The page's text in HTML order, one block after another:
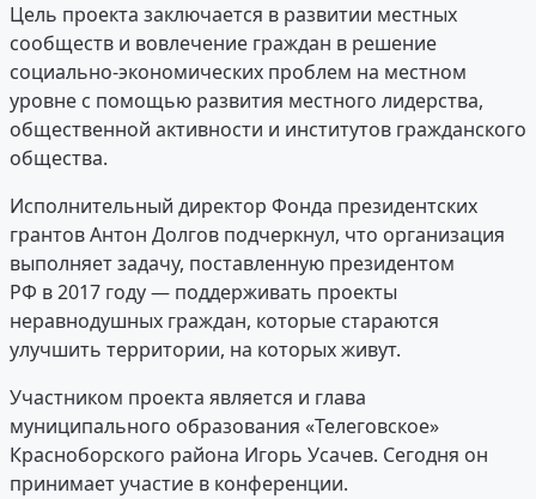
Цель проекта заключается в развитии местных
сообществ и вовлечение граждан в решение
социально-экономических проблем на местном
уровне с помощью развития местного лидерства,
общественной активности и институтов гражданского
общества.
Исполнительный директор Фонда президентских
грантов Антон Долгов подчеркнул, что организация
выполняет задачу, поставленную президентом
РФ в 2017 году — поддерживать проекты
неравнодушных граждан, которые стараются
улучшить территории, на которых живут.
Участником проекта является и глава
муниципального образования «Телеговское»
Красноборского района Игорь Усачев. Сегодня он
принимает участие в конференции.